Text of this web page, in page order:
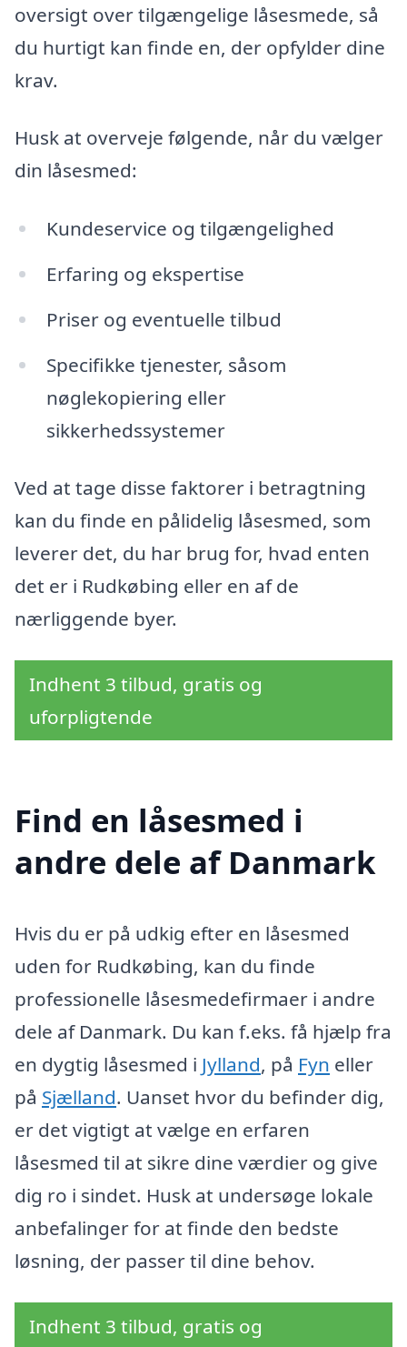
oversigt over tilgængelige låsesmede, så
du hurtigt kan finde en, der opfylder dine
krav.
Husk at overveje følgende, når du vælger
din låsesmed:
Kundeservice og tilgængelighed
Erfaring og ekspertise
Priser og eventuelle tilbud
Specifikke tjenester, såsom
nøglekopiering eller
sikkerhedssystemer
Ved at tage disse faktorer i betragtning
kan du finde en pålidelig låsesmed, som
leverer det, du har brug for, hvad enten
det er i Rudkøbing eller en af de
nærliggende byer.
Indhent 3 tilbud, gratis og
uforpligtende
Find en låsesmed i
andre dele af Danmark
Hvis du er på udkig efter en låsesmed
uden for Rudkøbing, kan du finde
professionelle låsesmedefirmaer i andre
dele af Danmark. Du kan f.eks. få hjælp fra
en dygtig låsesmed i Jylland, på Fyn eller
på Sjælland. Uanset hvor du befinder dig,
er det vigtigt at vælge en erfaren
låsesmed til at sikre dine værdier og give
dig ro i sindet. Husk at undersøge lokale
anbefalinger for at finde den bedste
løsning, der passer til dine behov.
Indhent 3 tilbud, gratis og